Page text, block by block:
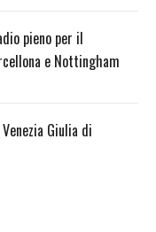
pieno per il
e Nottingham
Giulia di